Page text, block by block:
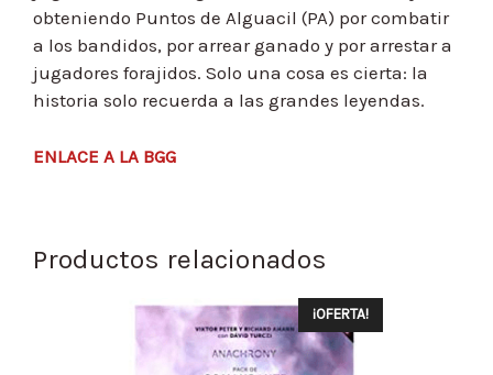
obteniendo Puntos de Alguacil (PA) por combatir
a los bandidos, por arrear ganado y por arrestar a
jugadores forajidos. Solo una cosa es cierta: la
historia solo recuerda a las grandes leyendas.
ENLACE A LA BGG
Productos relacionados
¡OFERTA!